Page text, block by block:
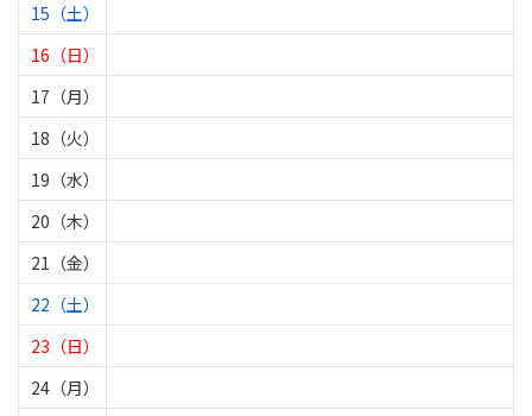
15（土）
16（日）
17（月）
18（火）
19（水）
20（木）
21（金）
22（土）
23（日）
24（月）